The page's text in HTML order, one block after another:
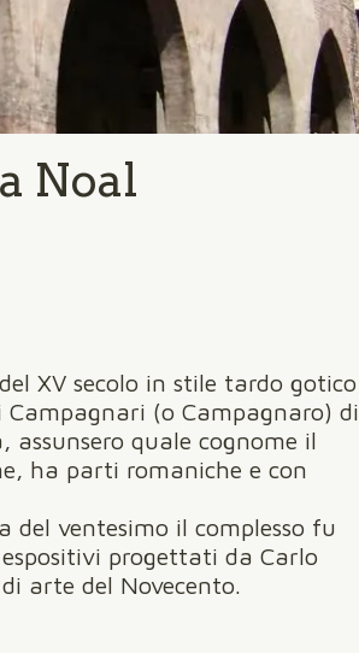
Noal
XV secolo in stile tardo gotico
(o Campagnaro) di
quale cognome il
ha parti romaniche e con
ventesimo il complesso fu
progettati da Carlo
arte del Novecento.